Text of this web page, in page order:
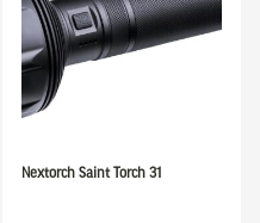
Nextorch Saint Torch 31